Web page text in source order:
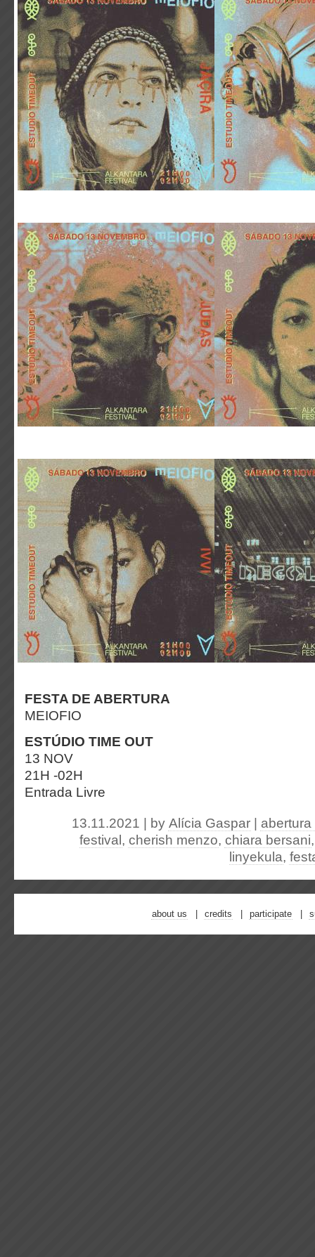
FESTA DE ABERTURA
MEIOFIO
ESTÚDIO TIME OUT
13 NOV
21H -02H
Entrada Livre
13.11.2021 | by Alícia Gaspar
festival , cherish menzo, chiara bersani
linyekula,
about us credits participate